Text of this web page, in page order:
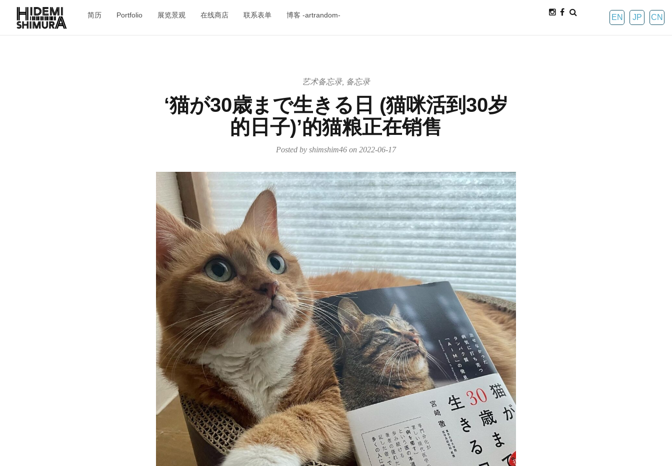
简历 Portfolio 展览景观 在线商店 联系表单 博客 -artrandom- EN JP CN
艺术备忘录, 备忘录
‘猫が30歳まで生きる日 (猫咪活到30岁
的日子)’的猫粮正在销售
Posted by shimshim46 on 2022-06-17